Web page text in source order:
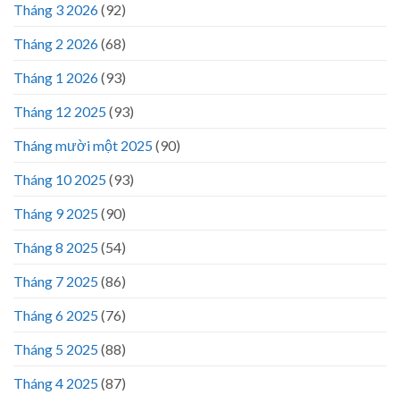
Tháng 3 2026(92)
Tháng 2 2026(68)
Tháng 1 2026(93)
Tháng 12 2025(93)
Tháng mười một 2025(90)
Tháng 10 2025(93)
Tháng 9 2025(90)
Tháng 8 2025(54)
Tháng 7 2025(86)
Tháng 6 2025(76)
Tháng 5 2025(88)
Tháng 4 2025(87)